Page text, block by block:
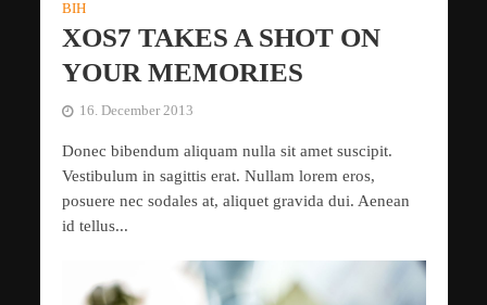
BIH
XOS7 TAKES A SHOT ON
YOUR MEMORIES
16. December 2013
Donec bibendum aliquam nulla sit amet suscipit.
Vestibulum in sagittis erat. Nullam lorem eros,
posuere nec sodales at, aliquet gravida dui. Aenean
id tellus...